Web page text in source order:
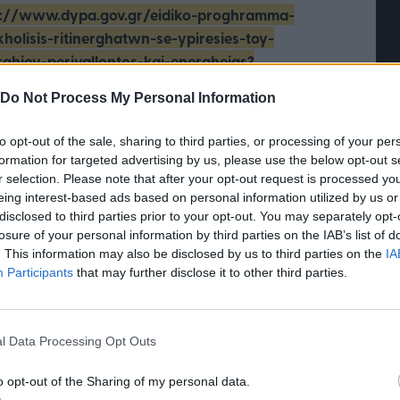
Do Not Process My Personal Information
opt-out of the sale, sharing to third parties, or processing of your
for targeted advertising by us, please use the below opt-out
selection. Please note that after your opt-out request is processed
interest-based ads based on personal information utilized by us
to third parties prior to your opt-out. You may separately
of your personal information by third parties on the IAB’s list of
This information may also be disclosed by us to third parties on the
Participants that may further disclose it to other third parties.
Data Processing Opt Outs
opt-out of the Sharing of my personal data.
www.dypa.gov.gr/eidiko-proghramma-
ritinerghatwn-se-ypiresies-toy-
perivallontos-kai-energheias?
Απασχόλησης → Κλειστά
προς υποβολή αιτήσεων →
για ανέργους → Προγράμματα
στον Δημόσιο Τομέα → Ειδικό
απασχόλησης ρητινεργατών σε
του Υπουργείου Περιβάλλοντος και
για την ηλεκτρονική τους αίτηση και τη
Νοημοσύνη: το νέο
σύστημα της
Οι προσλήψεις αλλάζουν: To
Jobfind.gr ως στρατηγικός
«σύμμαχος» για κάθε
επιχείρηση και εργαζόμενο